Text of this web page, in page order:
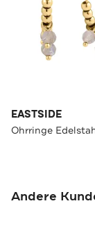
EASTSIDE
Ohrringe
Andere